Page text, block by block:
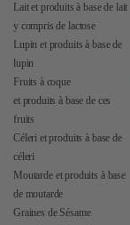
Lait et produits à base de lait
y compris de lactose
Lupin et produits à base de
lupin
Fruits à coque
et produits à base de ces
fruits
Céleri et produits à base de
céleri
Moutarde et produits à base
de moutarde
Graines de Sésame